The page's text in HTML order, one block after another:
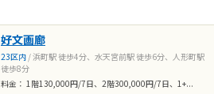
好文画廊
23区内 / 浜町駅 徒歩4分、水天宮前駅 徒歩6分、人形町駅
徒歩8分
料金： 1階130,000円/7日、2階300,000円/7日、1+...